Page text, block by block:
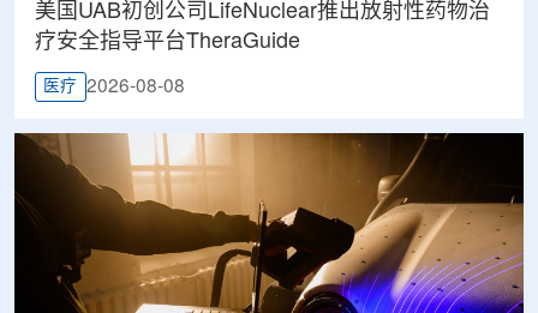
美国UAB初创公司LifeNuclear推出放射性药物治
疗安全指导平台TheraGuide
医疗 2026-08-08